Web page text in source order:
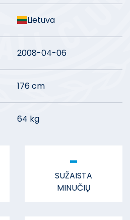
Lietuva
2008-04-06
176 cm
64 kg
-
SUŽAISTA
MINUČIŲ